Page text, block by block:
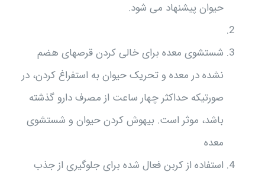
حیوان پیشنهاد می شود.
شستشوی معده برای خالی کردن قرصهای هضم
نشده در معده و تحریک حیوان به استفراغ کردن، در
صورتیکه حداکثر چهار ساعت از مصرف دارو گذشته
باشد، موثر است. بیهوش کردن حیوان و شستشوی
معده
استفاده از کربن فعال شده برای جلوگیری از جذب